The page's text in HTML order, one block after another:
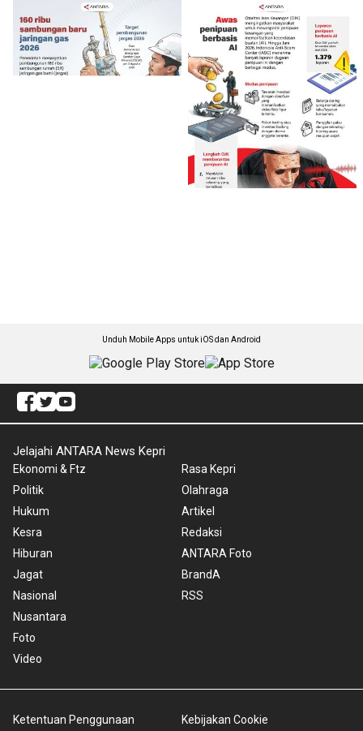
Unduh Mobile Apps untuk iOS dan Android
Jelajahi ANTARA News Kepri
Ekonomi & Ftz
Politik
Hukum
Kesra
Hiburan
Jagat
Nasional
Nusantara
Foto
Video
Rasa Kepri
Olahraga
Artikel
Redaksi
ANTARA Foto
BrandA
RSS
Ketentuan Penggunaan Kebijakan Cookie